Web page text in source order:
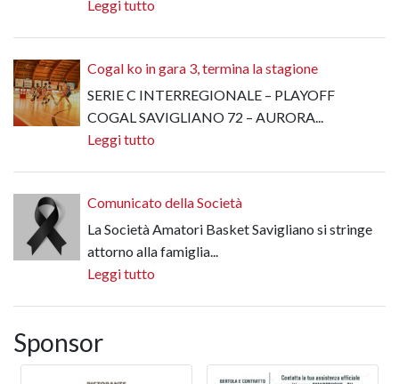
Leggi tutto
Cogal ko in gara 3, termina la stagione
SERIE C INTERREGIONALE – PLAYOFF
COGAL SAVIGLIANO 72 – AURORA...
Leggi tutto
Comunicato della Società
La Società Amatori Basket Savigliano si stringe
attorno alla famiglia...
Leggi tutto
Sponsor